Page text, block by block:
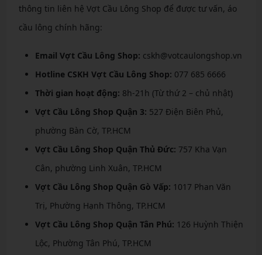
thông tin liên hệ Vợt Cầu Lông Shop để được tư vấn, áo
cầu lông chính hãng:
Email Vợt Cầu Lông Shop: cskh@votcaulongshop.vn
Hotline CSKH Vợt Cầu Lông Shop: 077 685 6666
Thời gian hoạt động: 8h-21h (Từ thứ 2 – chủ nhật)
Vợt Cầu Lông Shop Quận 3: 527 Điện Biên Phủ,
phường Bàn Cờ, TP.HCM
Vợt Cầu Lông Shop Quận Thủ Đức: 757 Kha Vạn
Cân, phường Linh Xuân, TP.HCM
Vợt Cầu Lông Shop Quận Gò Vấp: 1017 Phan Văn
Trị, Phường Hạnh Thông, TP.HCM
Vợt Cầu Lông Shop Quận Tân Phú: 126 Huỳnh Thiện
Lộc, Phường Tân Phú, TP.HCM